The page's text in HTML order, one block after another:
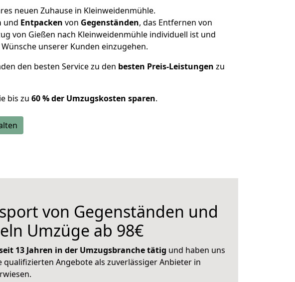
neuen Zuhause in Kleinweidenmühle.
und Entpacken von Gegenständen, das Entfernen von
von Gießen nach Kleinweidenmühle individuell ist und
unserer Kunden einzugehen.
den besten Service zu den besten Preis-Leistungen zu
bis zu 60 % der Umzugskosten sparen.
von Gegenständen und
Umzüge ab 98€
13 Jahren in der Umzugsbranche tätig und haben uns
qualifizierten Angebote als zuverlässiger Anbieter in